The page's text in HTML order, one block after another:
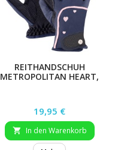
REITHANDSCHUH
METROPOLITAN HEART,
Preis
19,95 €
 In den Warenkorb